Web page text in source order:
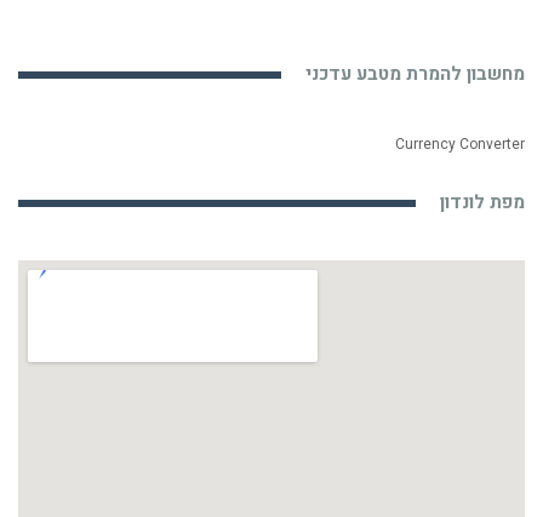
מחשבון להמרת מטבע עדכני
Currency Converter
מפת לונדון